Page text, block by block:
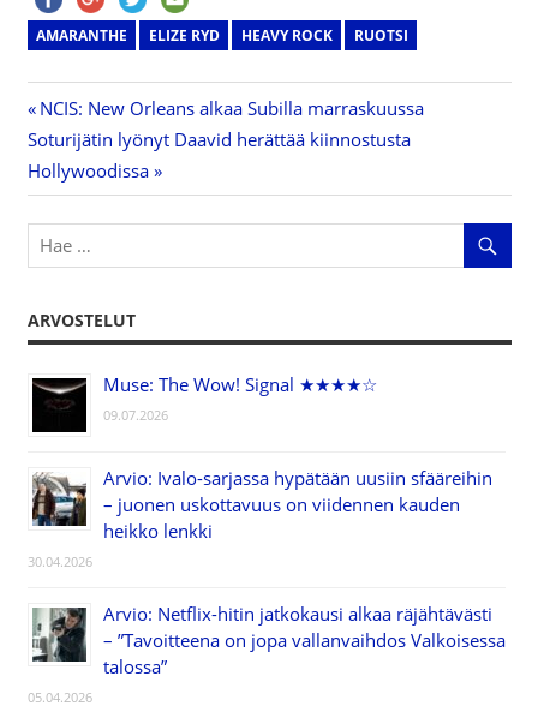
AMARANTHE ELIZE RYD HEAVY ROCK RUOTSI
Artikkelien
selaus
Previous
Post:
NCIS: New Orleans alkaa Subilla marraskuussa
Next
Post:
Soturijätin lyönyt Daavid herättää kiinnostusta
Hollywoodissa
ARVOSTELUT
Muse: The Wow! Signal ★★★★☆
09.07.2026
Arvio: Ivalo-sarjassa hypätään uusiin sfääreihin
– juonen uskottavuus on viidennen kauden
heikko lenkki
30.04.2026
Arvio: Netflix-hitin jatkokausi alkaa räjähtävästi
– ”Tavoitteena on jopa vallanvaihdos Valkoisessa
talossa”
05.04.2026